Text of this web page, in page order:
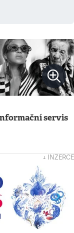
servis
↓ INZERCE